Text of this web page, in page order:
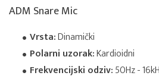
ADM Snare Mic
Vrsta:Dinamički
Polarni uzorak:Kardioidni
Frekvencijski odziv:50Hz -